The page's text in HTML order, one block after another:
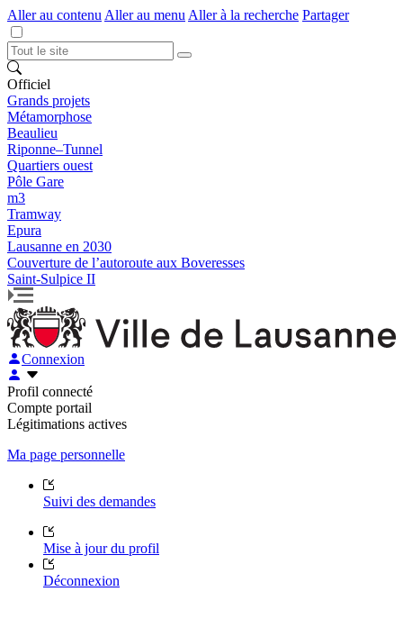
Aller au contenu Aller au menu Aller à la recherche Partager
Officiel
Grands projets
Métamorphose
Beaulieu
Riponne–Tunnel
Quartiers ouest
Pôle Gare
m3
Tramway
Epura
Lausanne en 2030
Couverture de l’autoroute aux Boveresses
Saint-Sulpice II
Connexion
Profil connecté
Compte portail
Légitimations actives
Ma page personnelle
Suivi des demandes
Mise à jour du profil
Déconnexion